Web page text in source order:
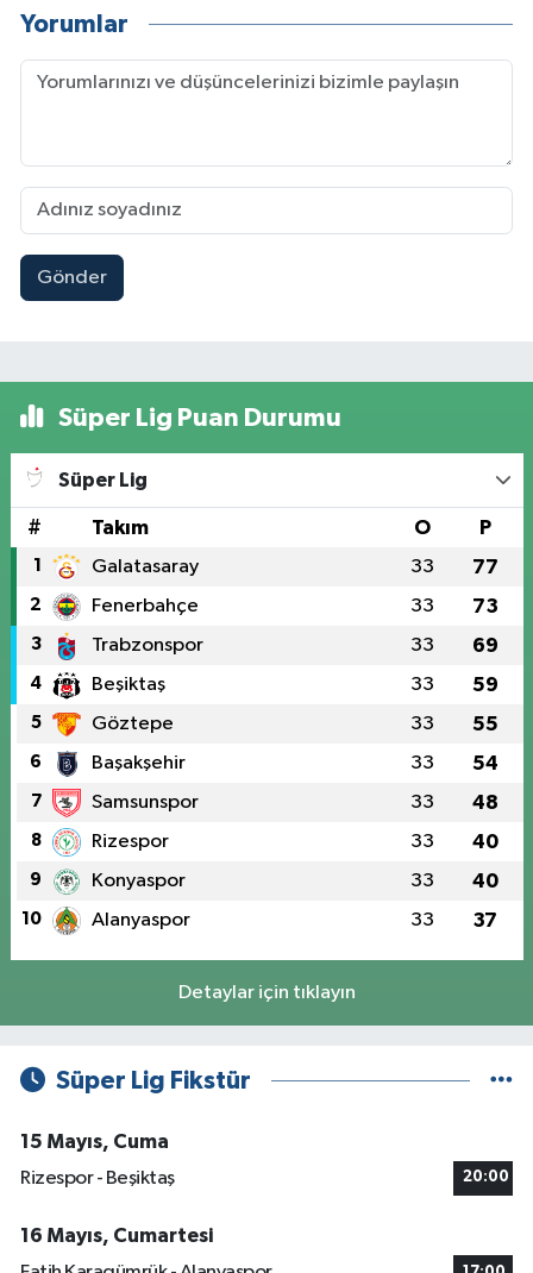
Yorumlar
Gönder
Süper Lig Puan Durumu
Süper Lig
# Takım O P
1 Galatasaray 33 77
2 Fenerbahçe 33 73
3 Trabzonspor 33 69
4 Beşiktaş 33 59
5 Göztepe 33 55
6 Başakşehir 33 54
7 Samsunspor 33 48
8 Rizespor 33 40
9 Konyaspor 33 40
10 Alanyaspor 33 37
Detaylar için tıklayın
Süper Lig Fikstür
15 Mayıs, Cuma
Rizespor - Beşiktaş
20:00
16 Mayıs, Cumartesi